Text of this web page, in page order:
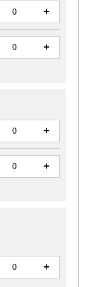
+
+
+
+
+